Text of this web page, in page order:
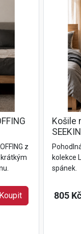
z
Koupit
Košile
kolekce
spánek.
805 Kč